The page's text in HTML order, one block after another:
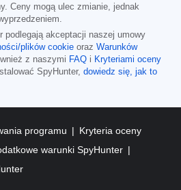
Ceny mogą ulec zmianie, jednak
podlegają akceptacji naszej umowy
plików cookie oraz Warunków
z naszymi FAQ i Kryteriami oceny
SpyHunter, dowiedz się, jak to
programu
Kryteria oceny
warunki SpyHunter